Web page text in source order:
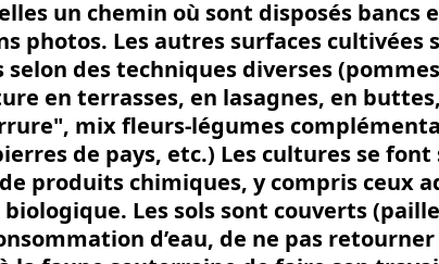
un chemin où sont disposés bancs
photos. Les autres surfaces cultivées
selon des techniques diverses
en terrasses, en lasagnes, en
mix fleurs-légumes
de pays, etc.) Les cultures se font
produits chimiques, y compris ceux
Les sols sont couverts
d’eau, de ne pas